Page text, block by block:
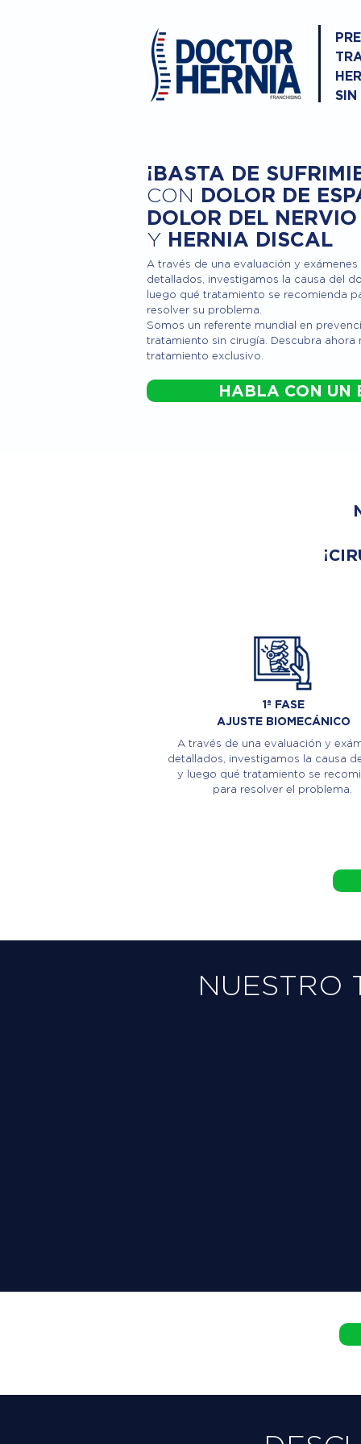
SIN
¡BASTA DE
CON DOLOR DE
DOLOR DEL
Y HERNIA DISCAL
A través de una evaluación y exámenes
detallados, investigamos la causa del
luego qué tratamiento se recomienda
resolver su problema.
Somos un referente mundial en
tratamiento sin cirugía. Descubra ahora
tratamiento exclusivo.
HABLA CON UN
1ª FASE
AJUSTE BIOMECÁNICO
A través de una evaluación y
detallados, investigamos la causa
y luego qué tratamiento se
para resolver el problema.
NUESTRO